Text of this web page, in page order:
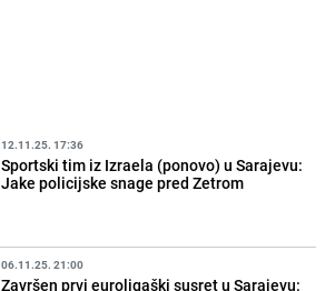
12.11.25. 17:36
Sportski tim iz Izraela (ponovo) u Sarajevu:
Jake policijske snage pred Zetrom
06.11.25. 21:00
Završen prvi euroligaški susret u Sarajevu: